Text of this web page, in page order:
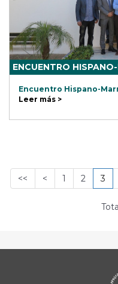
ENCUENTRO
Encuentro Hispano-
Leer más >
<< < 1 2 3